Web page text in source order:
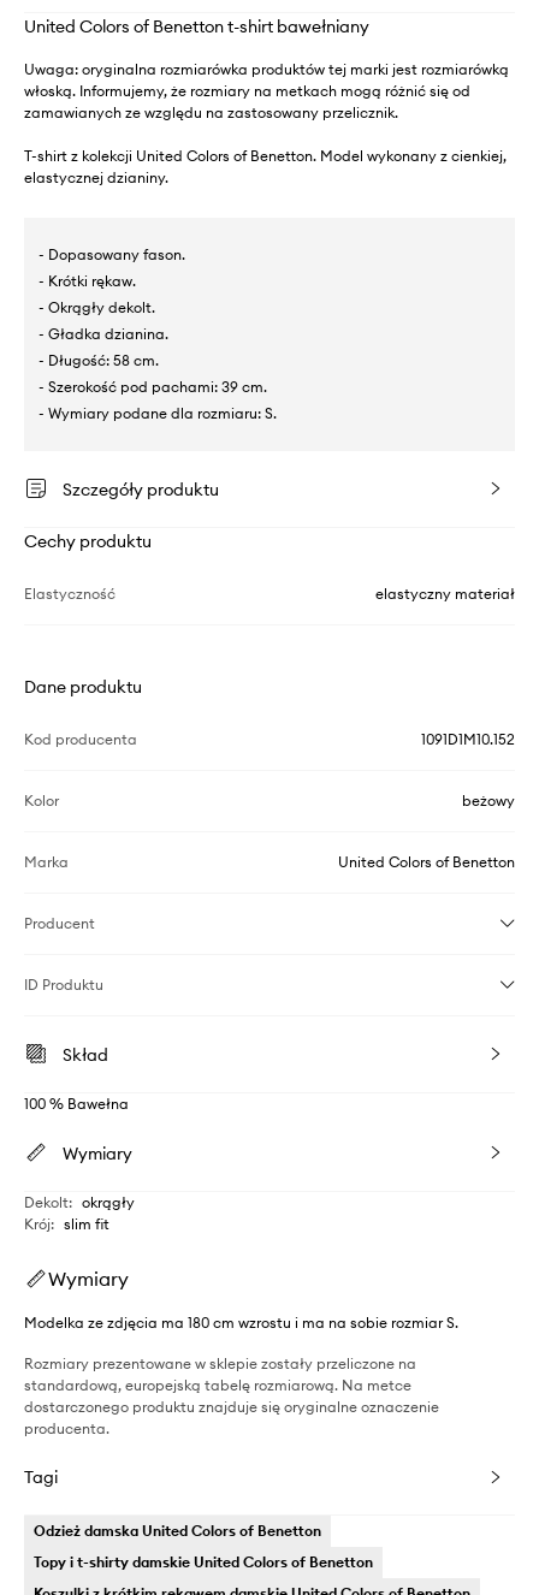
United Colors of Benetton t-shirt bawełniany
Uwaga: oryginalna rozmiarówka produktów tej marki jest rozmiarówką
włoską. Informujemy, że rozmiary na metkach mogą różnić się od
zamawianych ze względu na zastosowany przelicznik.
T-shirt z kolekcji United Colors of Benetton. Model wykonany z cienkiej,
elastycznej dzianiny.
- Dopasowany fason.
- Krótki rękaw.
- Okrągły dekolt.
- Gładka dzianina.
- Długość: 58 cm.
- Szerokość pod pachami: 39 cm.
- Wymiary podane dla rozmiaru: S.
Szczegóły produktu
Cechy produktu
Elastyczność elastyczny materiał
Dane produktu
Kod producenta 1091D1M10.152
Kolor beżowy
Marka United Colors of Benetton
Producent
ID Produktu
Skład
100 % Bawełna
Wymiary
Dekolt: okrągły
Krój: slim fit
Wymiary
Modelka ze zdjęcia ma 180 cm wzrostu i ma na sobie rozmiar S.
Rozmiary prezentowane w sklepie zostały przeliczone na
standardową, europejską tabelę rozmiarową. Na metce
dostarczonego produktu znajduje się oryginalne oznaczenie
producenta.
Tagi
Odzież damska United Colors of Benetton
Topy i t-shirty damskie United Colors of Benetton